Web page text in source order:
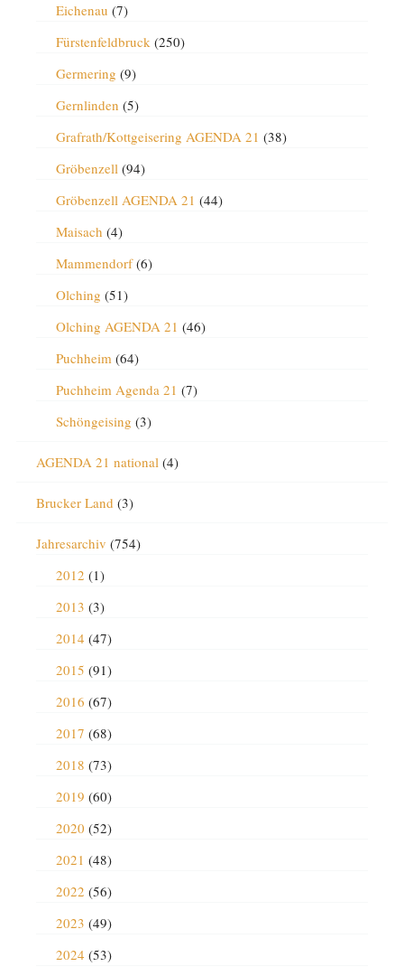
Eichenau (7)
Fürstenfeldbruck(250)
Germering (9)
Gernlinden (5)
Grafrath/Kottgeisering AGENDA 21 (38)
Gröbenzell(94)
Gröbenzell AGENDA 21 (44)
Maisach (4)
Mammendorf(6)
Olching (51)
Olching AGENDA 21 (46)
Puchheim(64)
Puchheim Agenda 21 (7)
Schöngeising (3)
AGENDA 21 national(4)
Brucker Land (3)
Jahresarchiv (754)
2012 (1)
2013 (3)
2014 (47)
2015 (91)
2016 (67)
2017 (68)
2018 (73)
2019 (60)
2020 (52)
2021 (48)
2022 (56)
2023 (49)
2024 (53)